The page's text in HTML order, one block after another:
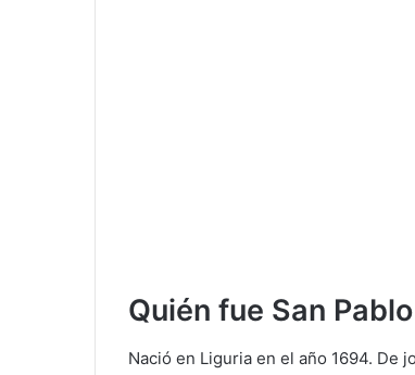
Quién fue San
Nació en Liguria en el año 1694. De